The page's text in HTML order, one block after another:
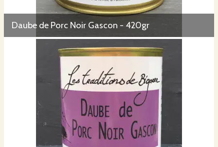
Daube de Porc Noir Gascon - 420gr